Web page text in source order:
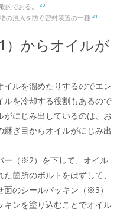
的である。20
の混入を防ぐ密封装置の一種21
からオイルが
ルを溜めたりするのでエン
ルを冷却する役割もあるので
にじみ出しているのは、お
ぎ目からオイルがにじみ出
ー（※2）を下して、オイル
箇所のボルトをはずして、
のシールパッキン（※3）
キンを塗り込むことでオイル